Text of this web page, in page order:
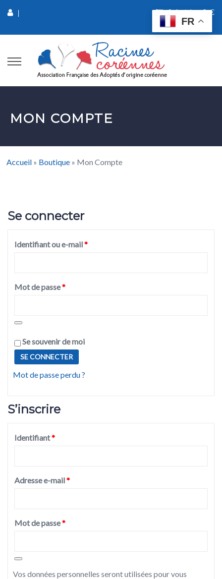
| 0 Article 0 €
MON COMPTE
Accueil » Boutique » Mon Compte
Se connecter
Identifiant ou e-mail*
Mot de passe*
Se souvenir de moi
SE CONNECTER
Mot de passe perdu ?
S’inscrire
Identifiant*
Adresse e-mail*
Mot de passe*
Vos données personnelles seront utilisées pour vous
FR